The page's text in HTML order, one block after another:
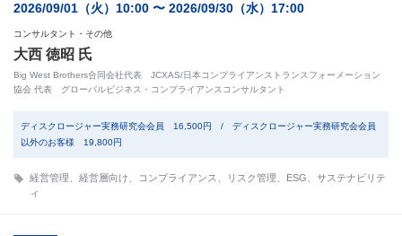
2026/09/01（火）10:00 〜 2026/09/30（水）17:00
コンサルタント・その他
大西 徳昭 氏
Big West Brothers合同会社代表 JCXAS/日本コンプライアンストランスフォーメーション
協会 代表 グローバルビジネス・コンプライアンスコンサルタント
ディスクロージャー実務研究会会員 16,500円 / ディスクロージャー実務研究会会員
以外のお客様 19,800円
経営管理 経営層向け コンプライアンス リスク管理 ESG
サステナビリテ
ィ